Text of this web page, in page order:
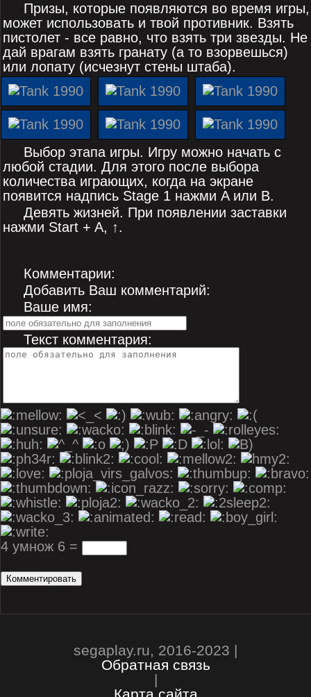
Призы, которые появляются во время игры,
может использовать и твой противник. Взять
пистолет - все равно, что взять три звезды. Не
дай врагам взять гранату (а то взорвешься)
или лопату (исчезнут стены штаба).
Выбор этапа игры. Игру можно начать с
любой стадии. Для этого после выбора
количества играющих, когда на экране
появится надпись Stage 1 нажми A или В.
Девять жизней. При появлении заставки
нажми Start + A, ↑.
Комментарии:
Добавить Ваш комментарий:
Ваше имя:
Текст комментария:
4 умнож 6 =
segaplay.ru, 2016-2023 |
Обратная связь
|